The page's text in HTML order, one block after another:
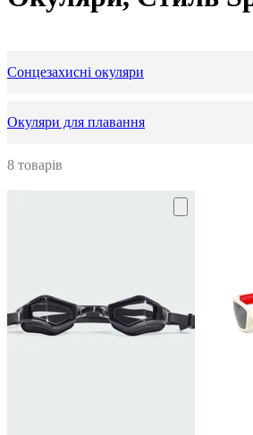
Сонцезахисні окуляри
Окуляри для плавання
8 товарів